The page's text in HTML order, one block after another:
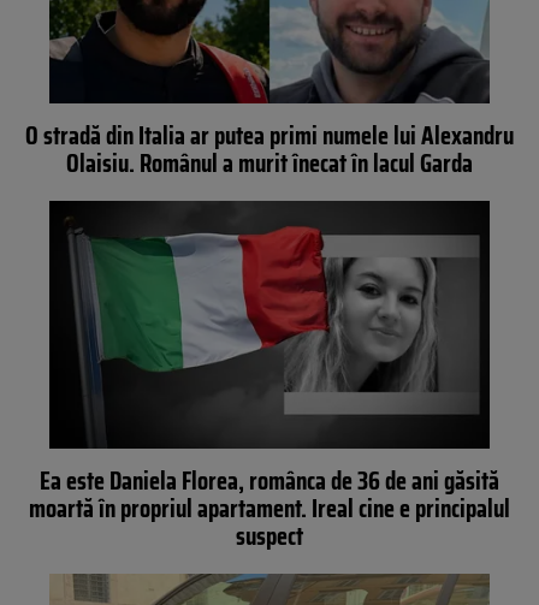
O stradă din Italia ar putea primi numele lui Alexandru
Olaisiu. Românul a murit înecat în lacul Garda
Ea este Daniela Florea, românca de 36 de ani găsită
moartă în propriul apartament. Ireal cine e principalul
suspect